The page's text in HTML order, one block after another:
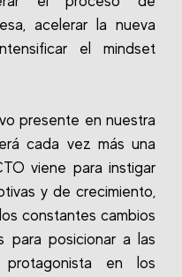
acelerar la nueva
el mindset
presente en nuestra
cada vez más una
viene para instigar
y de crecimiento,
constantes cambios
para posicionar a las
protagonista en los